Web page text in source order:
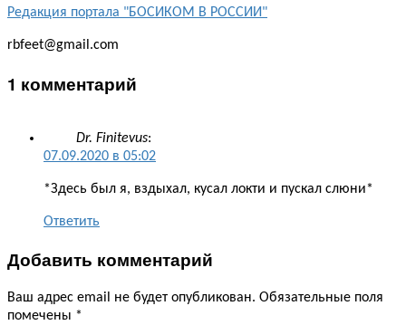
Редакция портала "БОСИКОМ В РОССИИ"
rbfeet@gmail.com
1 комментарий
Dr. Finitevus:
07.09.2020 в 05:02
*Здесь был я, вздыхал, кусал локти и пускал слюни*
Ответить
Добавить комментарий
Ваш адрес email не будет опубликован. Обязательные поля
помечены *